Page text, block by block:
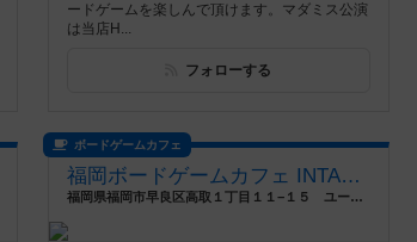
ードゲームを楽しんで頂けます。マダミス公演
は当店H...
フォローする
ボードゲームカフェ
福岡ボードゲームカフェ INTALES Cafe
福岡県福岡市早良区高取１丁目１１−１５ ユーテラス高取